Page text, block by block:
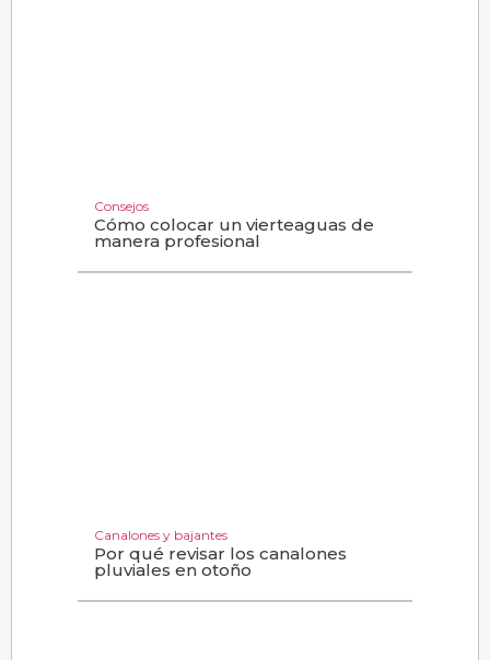
Consejos
Cómo colocar un vierteaguas de
manera profesional
Canalones y bajantes
Por qué revisar los canalones
pluviales en otoño